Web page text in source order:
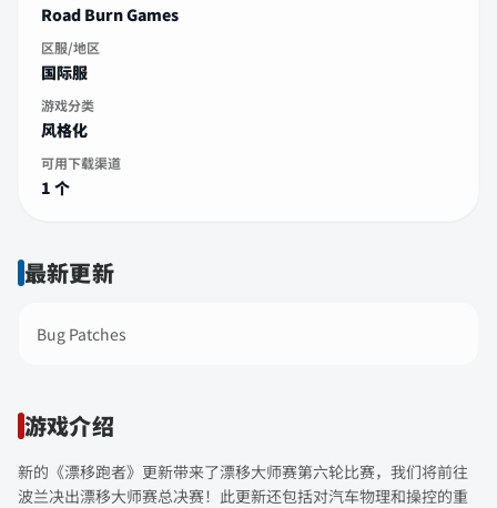
Road Burn Games
区服/地区
国际服
游戏分类
风格化
可用下载渠道
1 个
最新更新
Bug Patches
游戏介绍
新的《漂移跑者》更新带来了漂移大师赛第六轮比赛，我们将前往
波兰决出漂移大师赛总决赛！此更新还包括对汽车物理和操控的重